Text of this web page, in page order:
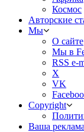
Космос
Авторские
Мы
О сайте
Мы в
RSS e-
X
VK
Copyright
Ваша